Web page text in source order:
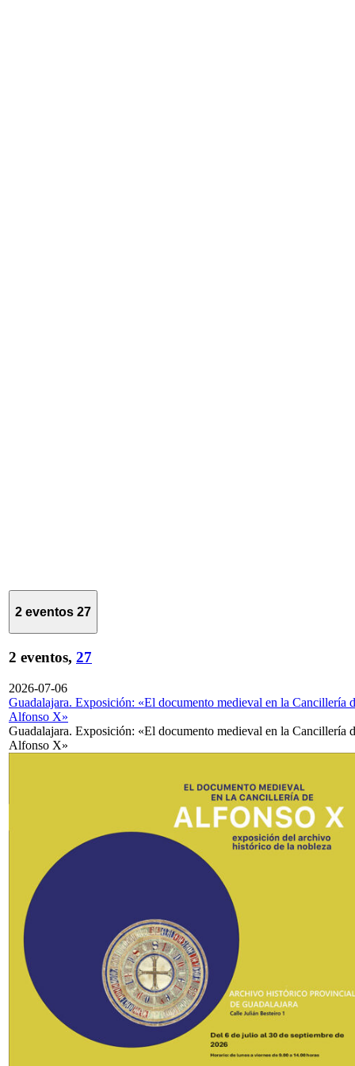
2 eventos 27
2 eventos, 27
2026-07-06
Guadalajara. Exposición: «El documento medieval en la Cancillería
Alfonso X»
Guadalajara. Exposición: «El documento medieval en la Cancillería
Alfonso X»